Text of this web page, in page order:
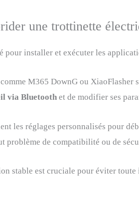
une trottinette
installer et exécuter les
M365 DownG ou XiaoFlasher
via Bluetooth et de modifier ses
les réglages personnalisés pour
problème de compatibilité ou de
stable est cruciale pour éviter